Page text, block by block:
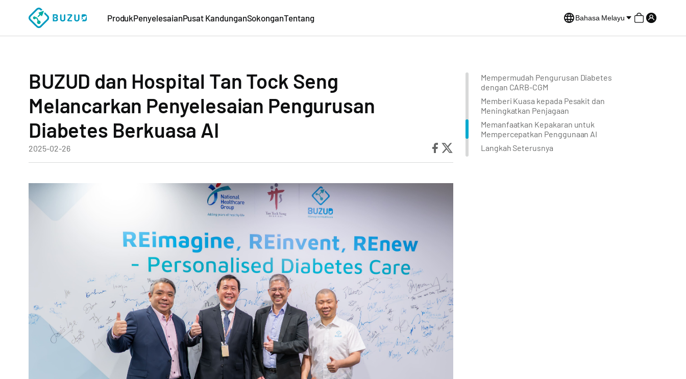
ProdukPenyelesaianPusat KandunganSokonganTentang Bahasa Melayu
BUZUD dan Hospital Tan Tock Seng
Melancarkan Penyelesaian Pengurusan
Diabetes Berkuasa AI
2025-02-26
Mempermudah Pengurusan Diabetes
dengan CARB-CGM
Memberi Kuasa kepada Pesakit dan
Meningkatkan Penjagaan
Memanfaatkan Kepakaran untuk
Mempercepatkan Penggunaan AI
Langkah Seterusnya